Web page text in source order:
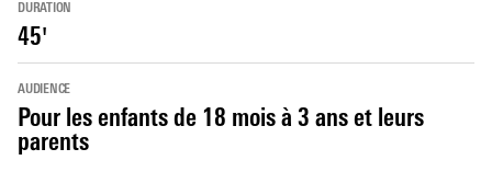
DURATION
45'
AUDIENCE
Pour les enfants de 18 mois à 3 ans et leurs
parents